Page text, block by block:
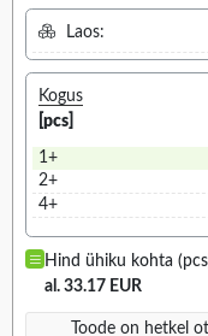
Laos:
Kogus
[pcs]
1+
2+
4+
Hind ühiku kohta
al. 33.17 EUR
Toode on hetkel